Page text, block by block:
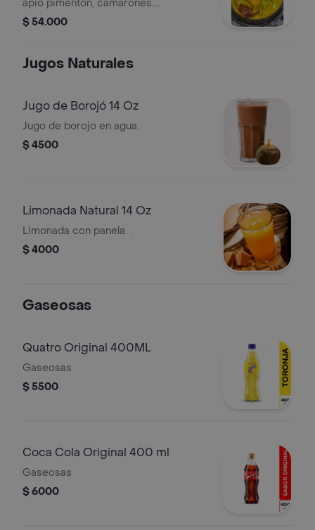
apio pimentón, camarones.
acompañada con sancocho de
$ 54.000
Jugos Naturales
Jugo de Borojó 14 Oz
Jugo de borojo en agua.
$ 4500
Limonada Natural 14 Oz
Limonada con panela. .
$ 4000
Gaseosas
Quatro Original 400ML
Gaseosas
$ 5500
Coca Cola Original 400 ml
Gaseosas
$ 6000